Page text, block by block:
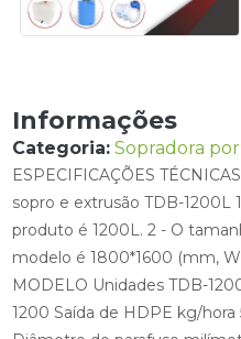
Informações
Categoria: Sopradora
ESPECIFICAÇÕES
sopro e extrusão TDB-1200L
produto é 1200L. 2 - O
modelo é 1800*1600 (mm,
MODELO Unidades TDB-
1200 Saída de HDPE kg/